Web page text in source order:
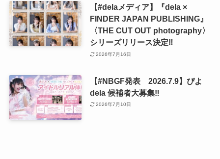
【#delaメディア】『dela ×
FINDER JAPAN PUBLISHING』
〈THE CUT OUT photography〉
シリーズリリース決定‼️
2026年7月16日
【#NBGF発表 2026.7.9】ぴよ
dela 候補者大募集‼️
2026年7月10日